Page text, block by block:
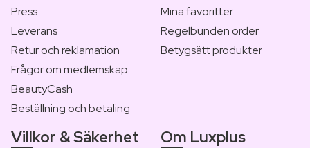
Press
Leverans
Retur och reklamation
Frågor om medlemskap
BeautyCash
Beställning och betaling
Mina favoritter
Regelbunden order
Betygsätt produkter
Villkor & Säkerhet Om Luxplus